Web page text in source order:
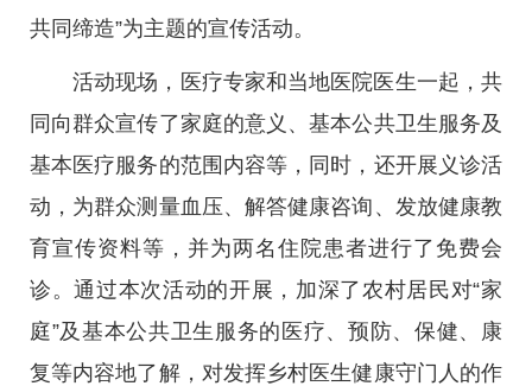
共同缔造”为主题的宣传活动。
活动现场，医疗专家和当地医院医生一起，共
同向群众宣传了家庭的意义、基本公共卫生服务及
基本医疗服务的范围内容等，同时，还开展义诊活
动，为群众测量血压、解答健康咨询、发放健康教
育宣传资料等，并为两名住院患者进行了免费会
诊。通过本次活动的开展，加深了农村居民对“家
庭”及基本公共卫生服务的医疗、预防、保健、康
复等内容地了解，对发挥乡村医生健康守门人的作